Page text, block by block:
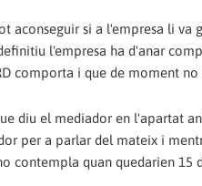
aconseguir si a l'empresa li va
l'empresa ha d'anar
comporta i que de moment no
diu el mediador en l'apartat
per a parlar del mateix i
contempla quan quedarien